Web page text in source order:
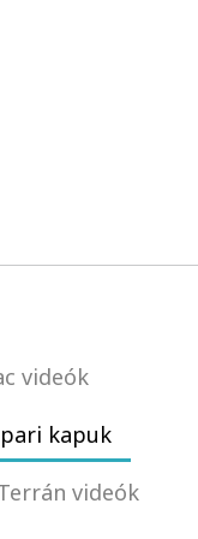
videók
kapuk
videók